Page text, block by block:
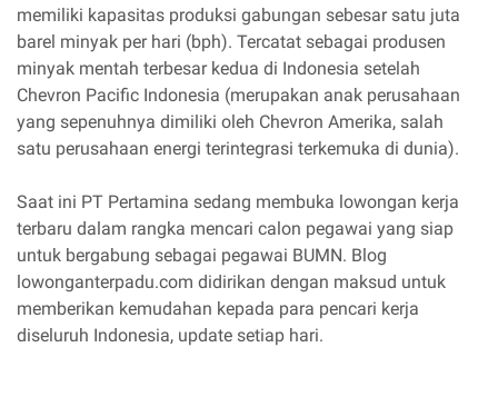
memiliki kapasitas produksi gabungan sebesar satu juta
barel minyak per hari (bph). Tercatat sebagai produsen
minyak mentah terbesar kedua di Indonesia setelah
Chevron Pacific Indonesia (merupakan anak perusahaan
yang sepenuhnya dimiliki oleh Chevron Amerika, salah
satu perusahaan energi terintegrasi terkemuka di dunia).
Saat ini PT Pertamina sedang membuka lowongan kerja
terbaru dalam rangka mencari calon pegawai yang siap
untuk bergabung sebagai pegawai BUMN. Blog
lowonganterpadu.com didirikan dengan maksud untuk
memberikan kemudahan kepada para pencari kerja
diseluruh Indonesia, update setiap hari.